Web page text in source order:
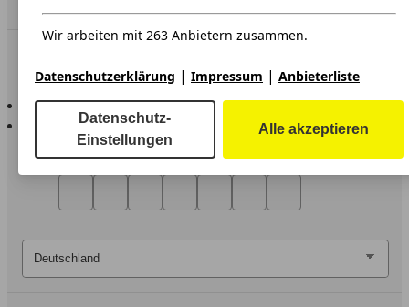
AutoScout24 für iOS
AutoScout24 für Android
Wir arbeiten mit 263 Anbietern zusammen.
Datenschutzerklärung | Impressum | Anbieterliste
Datenschutz-
Einstellungen
Alle akzeptieren